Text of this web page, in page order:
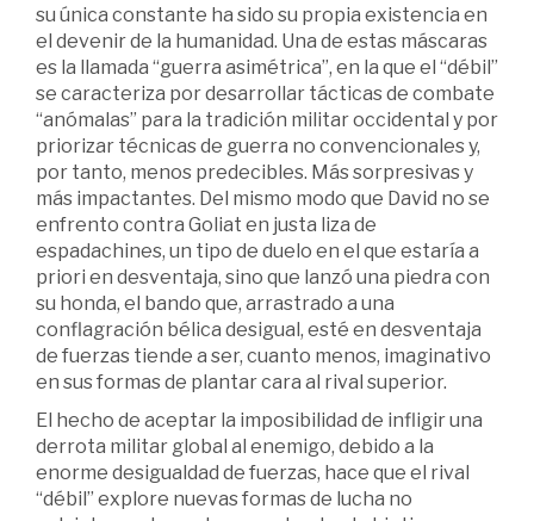
su única constante ha sido su propia existencia en
el devenir de la humanidad. Una de estas máscaras
es la llamada “guerra asimétrica”, en la que el “débil”
se caracteriza por desarrollar tácticas de combate
“anómalas” para la tradición militar occidental y por
priorizar técnicas de guerra no convencionales y,
por tanto, menos predecibles. Más sorpresivas y
más impactantes. Del mismo modo que David no se
enfrento contra Goliat en justa liza de
espadachines, un tipo de duelo en el que estaría a
priori en desventaja, sino que lanzó una piedra con
su honda, el bando que, arrastrado a una
conflagración bélica desigual, esté en desventaja
de fuerzas tiende a ser, cuanto menos, imaginativo
en sus formas de plantar cara al rival superior.
El hecho de aceptar la imposibilidad de infligir una
derrota militar global al enemigo, debido a la
enorme desigualdad de fuerzas, hace que el rival
“débil” explore nuevas formas de lucha no